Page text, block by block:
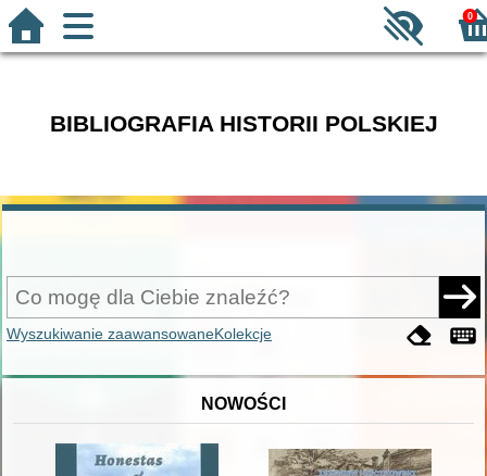
0
BIBLIOGRAFIA HISTORII POLSKIEJ
Wyszukiwanie zaawansowaneKolekcje
NOWOŚCI